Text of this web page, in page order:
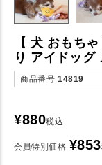
【 犬 おもち
り アイドッグ
商品番号 14819
¥880税込
会員特別価格 ¥853